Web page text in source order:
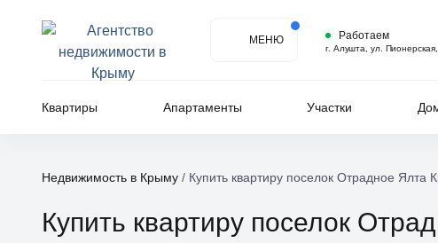
МЕНЮ Работаем
г. Алушта, ул.
Квартиры Апартаменты Участки
Недвижимость в Крыму / Купить квартиру поселок Отрадное Ялта
Купить квартиру поселок